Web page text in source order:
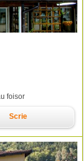
foisor
Scrie